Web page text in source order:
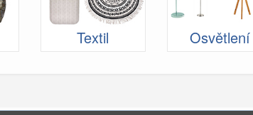
Textil Osvětlení